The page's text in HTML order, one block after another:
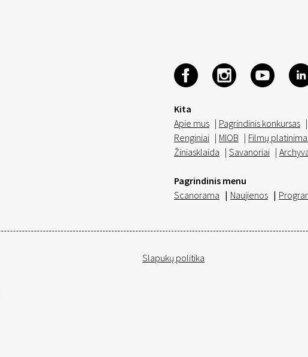
Kita
Apie mus | Pagrindinis konkursas |
Renginiai | MIOB | Filmų
Žiniasklaida | Savanoriai |
Pagrindinis menu
Scanorama | Naujienos |
Slapukų politika